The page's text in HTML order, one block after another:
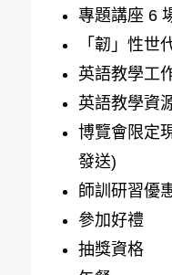
專題講座 6
「韌」性世
英語教學工
英語教學資
博覽會限定
發送)
師訓研習優
參加好禮
抽獎資格